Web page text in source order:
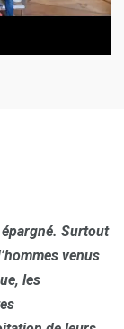
Surtout
venus
les